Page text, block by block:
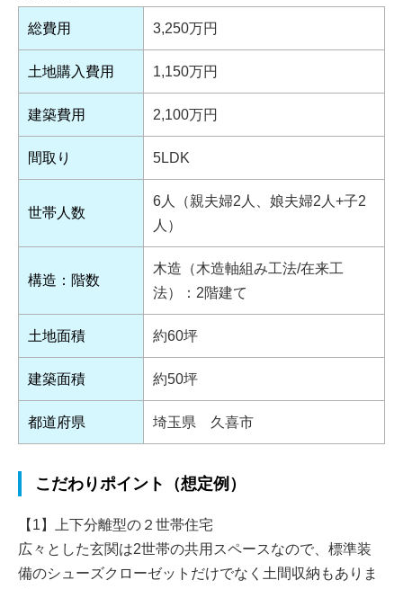
総費用 3,250万円
土地購入費用 1,150万円
建築費用 2,100万円
間取り 5LDK
世帯人数
6人（親夫婦2人、娘夫婦2人+子2
人）
構造：階数
木造（木造軸組み工法/在来工
法）：2階建て
土地面積 約60坪
建築面積 約50坪
都道府県 埼玉県 久喜市
こだわりポイント（想定例）
【1】上下分離型の２世帯住宅
広々とした玄関は2世帯の共用スペースなので、標準装
備のシューズクローゼットだけでなく土間収納もありま